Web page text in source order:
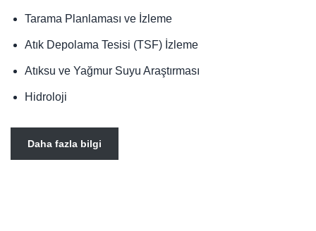
Tarama Planlaması ve İzleme
Atık Depolama Tesisi (TSF) İzleme
Atıksu ve Yağmur Suyu Araştırması
Hidroloji
Daha fazla bilgi